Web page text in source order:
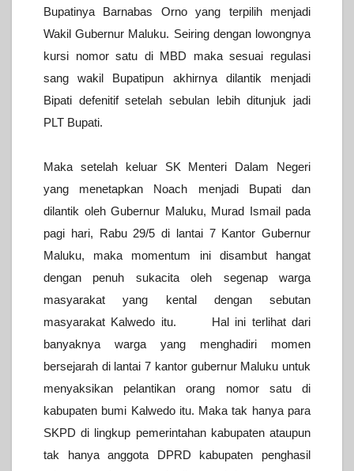
Bupatinya Barnabas Orno yang terpilih menjadi
Wakil Gubernur Maluku. Seiring dengan lowongnya
kursi nomor satu di MBD maka sesuai regulasi
sang wakil Bupatipun akhirnya dilantik menjadi
Bipati defenitif setelah sebulan lebih ditunjuk jadi
PLT Bupati.
Maka setelah keluar SK Menteri Dalam Negeri
yang menetapkan Noach menjadi Bupati dan
dilantik oleh Gubernur Maluku, Murad Ismail pada
pagi hari, Rabu 29/5 di lantai 7 Kantor Gubernur
Maluku, maka momentum ini disambut hangat
dengan penuh sukacita oleh segenap warga
masyarakat yang kental dengan sebutan
masyarakat Kalwedo itu. Hal ini terlihat dari
banyaknya warga yang menghadiri momen
bersejarah di lantai 7 kantor gubernur Maluku untuk
menyaksikan pelantikan orang nomor satu di
kabupaten bumi Kalwedo itu. Maka tak hanya para
SKPD di lingkup pemerintahan kabupaten ataupun
tak hanya anggota DPRD kabupaten penghasil